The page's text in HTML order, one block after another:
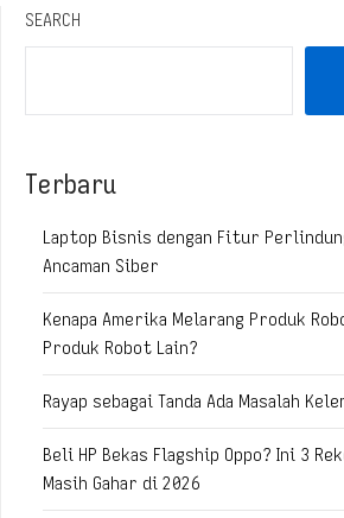
SEARCH
Terbaru
Laptop Bisnis dengan Fitur
Ancaman Siber
Kenapa Amerika Melarang Produk
Produk Robot Lain?
Rayap sebagai Tanda Ada Masalah
Beli HP Bekas Flagship Oppo? Ini 3
Masih Gahar di 2026